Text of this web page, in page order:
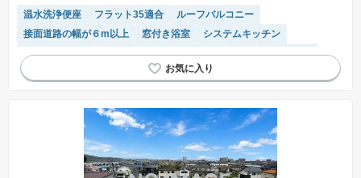
温水洗浄便座 フラット35適合
ルーフバルコニー
接面道路の幅が６m以上
窓付き浴室
システムキッチン
トイレ2個以上
浴室乾燥機 長期優良住宅 WIC
オール電化
対面キッチン
モニター付きインターホン